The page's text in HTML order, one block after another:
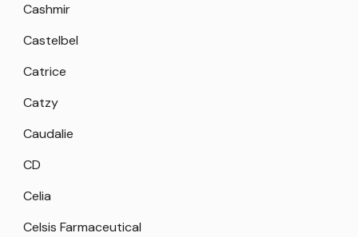
Cashmir
Castelbel
Catrice
Catzy
Caudalie
CD
Celia
Celsis Farmaceutical